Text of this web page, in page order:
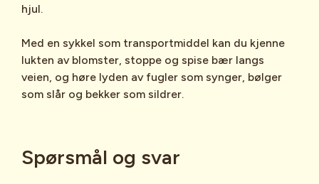
hjul.
Med en sykkel som transportmiddel kan du kjenne
lukten av blomster, stoppe og spise bær langs
veien, og høre lyden av fugler som synger, bølger
som slår og bekker som sildrer.
Spørsmål og svar